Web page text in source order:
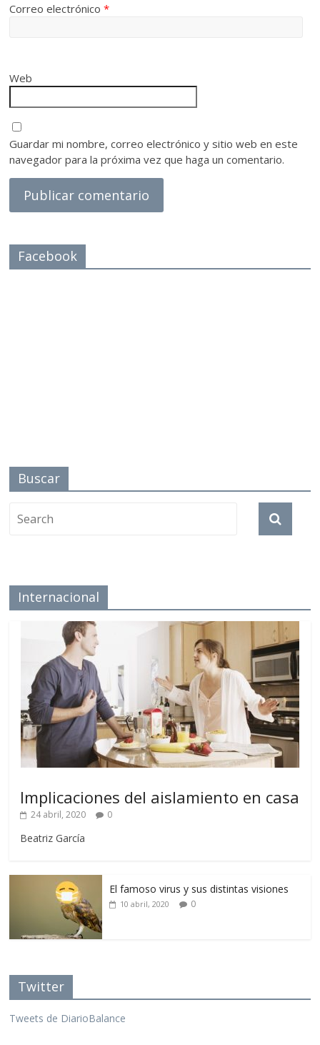
Correo electrónico*
Web
Guardar mi nombre, correo electrónico y sitio web en este
navegador para la próxima vez que haga un comentario.
Facebook
Buscar
Internacional
Implicaciones del aislamiento en casa
24 abril, 2020 0
Beatriz García
El famoso virus y sus distintas visiones
10 abril, 2020 0
Twitter
Tweets de DiarioBalance